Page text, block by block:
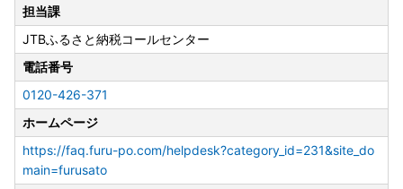
◆お礼の品配送について◆
早期納品や納期日指定、数か月先の納品希望等のご要望はお
受けできません。
お届けまでに２～４か月かかる場合がございます。
※配送に関するお問い合わせ（ご不在日や長期不在のご予定
がある場合）は、ご寄附後に下記問い合わせフォームまたは
JTBふるさと納税コールセンターまでお電話にてご連絡いた
だけますようお願いいたします。
（ご希望にそえない場合はご了承くださいませ）
担当課
JTBふるさと納税コールセンター
電話番号
0120-426-371
ホームページ
https://faq.furu-po.com/helpdesk?category_id=231&site_do
main=furusato